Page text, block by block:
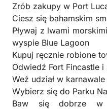
Zrób zakupy w Port
Ciesz się bahamskim
Pływaj z lwami
wyspie Blue Lagoon
Kupuj ręcznie robione
Odwiedź Fort Fincastle
Weź udział w
Wybierz się do Parku
Baw się dobrze w